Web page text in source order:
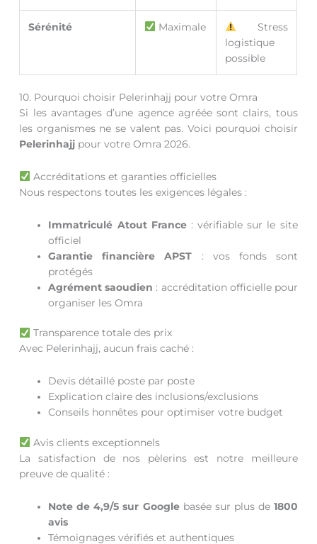
Sérénité Maximale
Stress
logistique
possible
10. Pourquoi choisir Pelerinhajj pour votre Omra
Si les avantages d’une agence agréée sont clairs, tous
les organismes ne se valent pas. Voici pourquoi choisir
Pelerinhajj pour votre Omra 2026.
Accréditations et garanties officielles
Nous respectons toutes les exigences légales :
Immatriculé Atout France: vérifiable sur le site
officiel
Garantie financière APST : vos fonds sont
protégés
Agrément saoudien : accréditation officielle pour
organiser les Omra
Transparence totale des prix
Avec Pelerinhajj, aucun frais caché :
Devis détaillé poste par poste
Explication claire des inclusions/exclusions
Conseils honnêtes pour optimiser votre budget
Avis clients exceptionnels
La satisfaction de nos pèlerins est notre meilleure
preuve de qualité :
Note de 4,9/5 sur Googlebasée sur plus de 1800
avis
Témoignages vérifiés et authentiques